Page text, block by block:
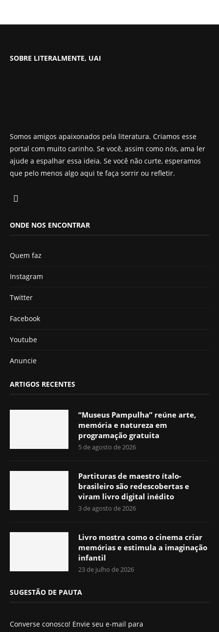
SOBRE LITERALMENTE, UAI
Somos amigos apaixonados pela literatura. Criamos esse
portal com muito carinho. Se você, assim como nós, ama ler
ajude a espalhar essa ideia. Se você não curte, esperamos
que pelo menos algo aqui te faça sorrir ou refletir.
ONDE NOS ENCONTRAR
Quem faz
Instagram
Twitter
Facebook
Youtube
Anuncie
ARTIGOS RECENTES
“Museus Pampulha” reúne arte,
memória e natureza em
programação gratuita
5 de agosto de 2026
Partituras de maestro ítalo-
brasileiro são redescobertas e
viram livro digital inédito
3 de agosto de 2026
Livro mostra como o cinema criar
memórias e estimula a imaginação
infantil
23 de julho de 2026
SUGESTÃO DE PAUTA
Converse conosco! Envie seu e-mail para